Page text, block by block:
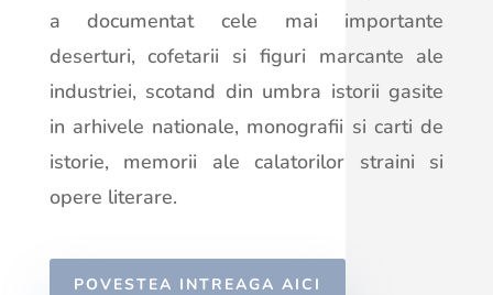
a documentat cele mai importante
deserturi, cofetarii si figuri marcante ale
industriei, scotand din umbra istorii gasite
in arhivele nationale, monografii si carti de
istorie, memorii ale calatorilor straini si
opere literare.
POVESTEA INTREAGA AICI